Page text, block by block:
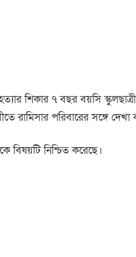
শিকার ৭ বছর বয়সি
রামিসার পরিবারের সঙ্গে দেখা
বিষয়টি নিশ্চিত করেছে।